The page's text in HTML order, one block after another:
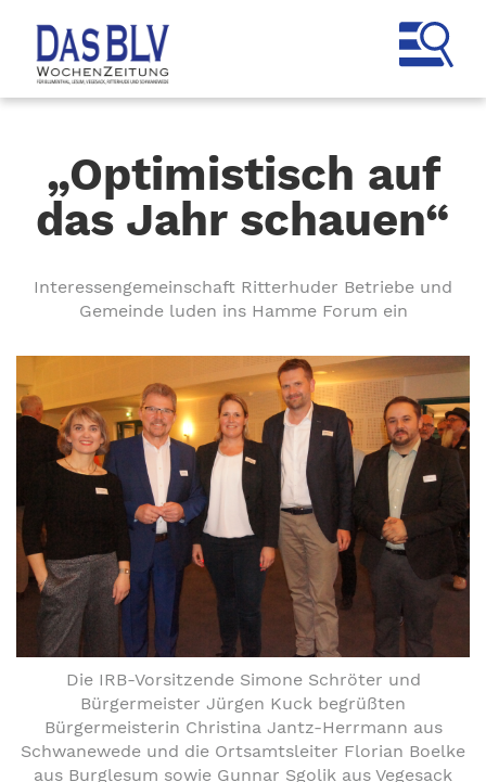
„Optimistisch auf
das Jahr schauen“
Interessengemeinschaft Ritterhuder Betriebe und
Gemeinde luden ins Hamme Forum ein
Die IRB-Vorsitzende Simone Schröter und
Bürgermeister Jürgen Kuck begrüßten
Bürgermeisterin Christina Jantz-Herrmann aus
Schwanewede und die Ortsamtsleiter Florian Boelke
aus Burglesum sowie Gunnar Sgolik aus Vegesack